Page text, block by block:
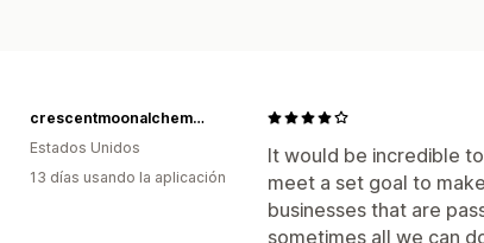
It would be incredible
meet a set goal to
businesses that are
sometimes all we can
crescentmoonalchemyco
Estados Unidos
13 días usando la aplicación